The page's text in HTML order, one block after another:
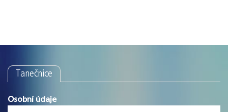
Tanečnice
Osobní údaje